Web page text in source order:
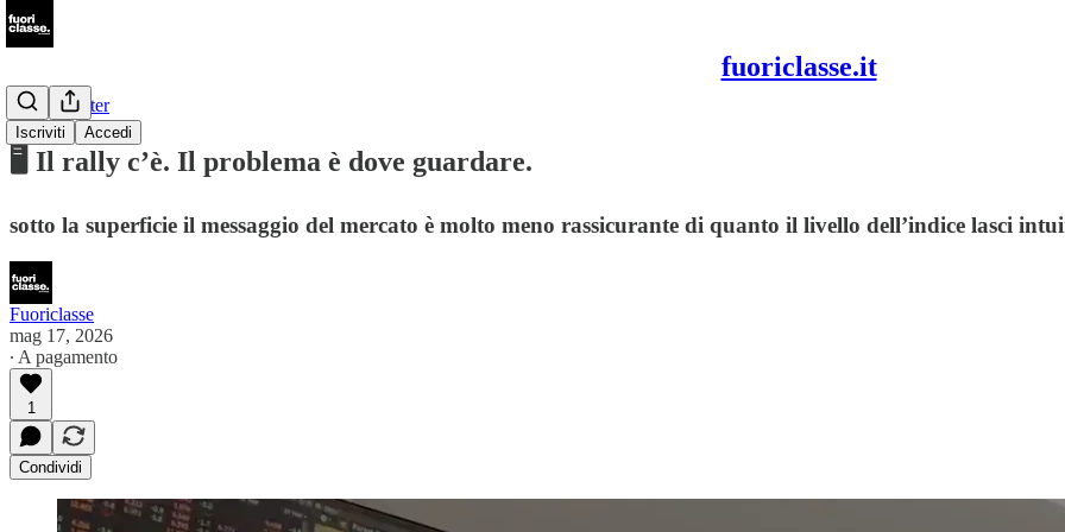
fuoriclasse.it
Iscriviti Accedi
📩Newsletter
🖥️ Il rally c’è. Il problema è dove guardare.
sotto la superficie il messaggio del mercato è molto meno rassicurante di quanto il livello dell’indice lasci
Fuoriclasse
mag 17, 2026
∙ A pagamento
1
Condividi